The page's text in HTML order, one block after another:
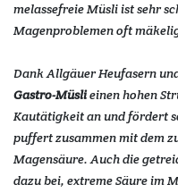
melassefreie Müsli ist sehr
Magenproblemen oft
Dank Allgäuer Heufasern
Gastro-Müslieinen hohen
Kautätigkeit an und fördert
puffert zusammen mit dem
Magensäure. Auch die
dazu bei, extreme Säure im